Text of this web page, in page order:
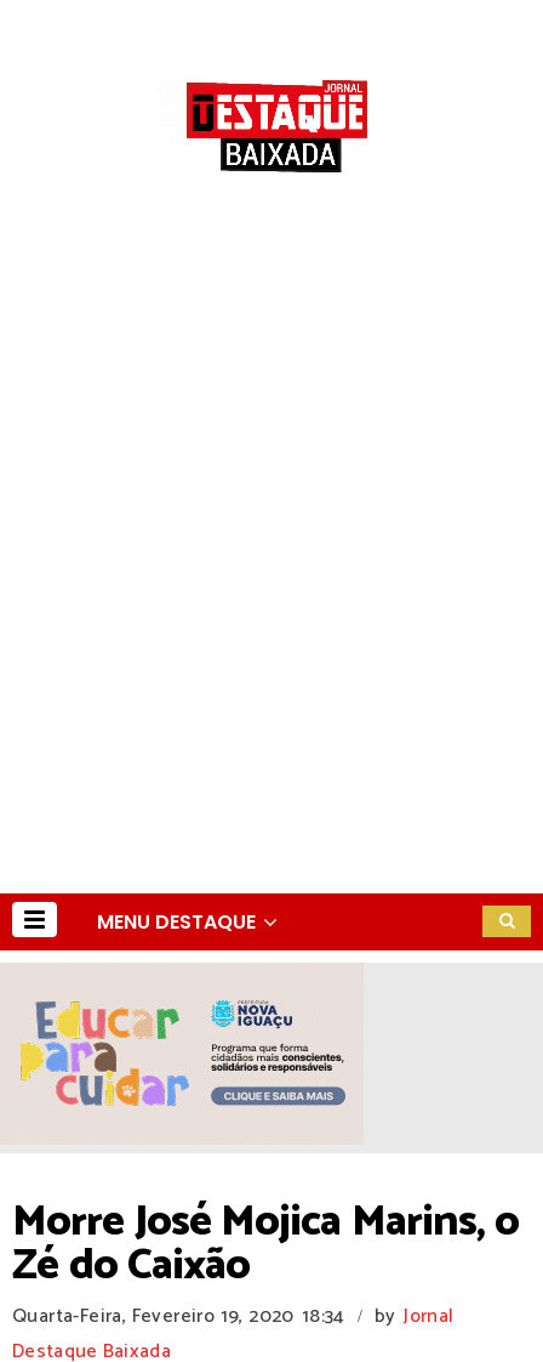
MENU DESTAQUE
Morre José Mojica Marins, o
Zé do Caixão
Quarta-Feira, Fevereiro 19, 2020 18:34 / by Jornal
Destaque Baixada